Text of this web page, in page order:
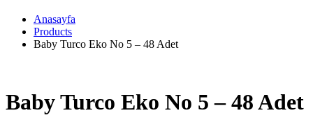
Anasayfa
Products
Baby Turco Eko No 5 – 48 Adet
Baby Turco Eko No 5 – 48 Adet